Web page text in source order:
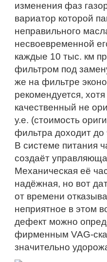
изменения фаз
вариатор которой
неправильного
несвоевременной
каждые 10 тыс. км
фильтром под
же на фильтре
рекомендуется,
качественный не
у.е. (стоимость
фильтра доходит
В системе питания
создаёт
Механическая её
надёжная, но вот
от времени
неприятное в этом
дефект можно
фирменным VAG-
значительно